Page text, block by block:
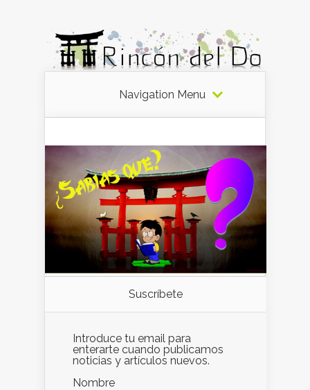
Navigation Menu
Suscríbete
Introduce tu email para
enterarte cuando publicamos
noticias y artículos nuevos.
Nombre